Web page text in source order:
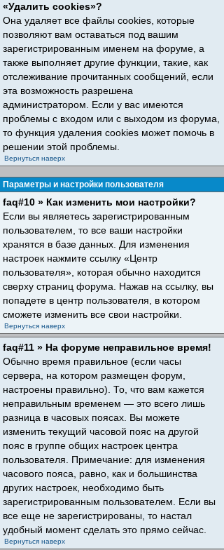
«Удалить cookies»?
Она удаляет все файлы cookies, которые
позволяют вам оставаться под вашим
зарегистрированным именем на форуме, а
также выполняет другие функции, такие, как
отслеживание прочитанных сообщений, если
эта возможность разрешена
администратором. Если у вас имеются
проблемы с входом или с выходом из форума,
то функция удаления cookies может помочь в
решении этой проблемы.
Вернуться наверх
Параметры и настройки пользователя
faq#10 » Как изменить мои настройки?
Если вы являетесь зарегистрированным
пользователем, то все ваши настройки
хранятся в базе данных. Для изменения
настроек нажмите ссылку «Центр
пользователя», которая обычно находится
сверху страниц форума. Нажав на ссылку, вы
попадете в центр пользователя, в котором
сможете изменить все свои настройки.
Вернуться наверх
faq#11 » На форуме неправильное время!
Обычно время правильное (если часы
сервера, на котором размещен форум,
настроены правильно). То, что вам кажется
неправильным временем — это всего лишь
разница в часовых поясах. Вы можете
изменить текущий часовой пояс на другой
пояс в группе общих настроек центра
пользователя. Примечание: для изменения
часового пояса, равно, как и большинства
других настроек, необходимо быть
зарегистрированным пользователем. Если вы
все еще не зарегистрированы, то настал
удобный момент сделать это прямо сейчас.
Вернуться наверх